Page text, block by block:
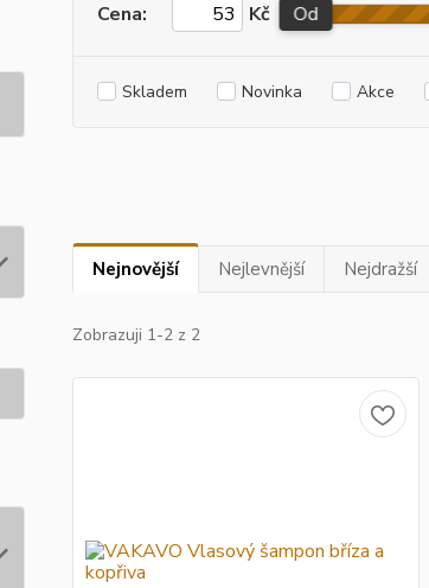
Cena: Kč Od
Skladem Novinka Akce
Nejnovější Nejlevnější Nejdražší
Zobrazuji 1-2 z 2